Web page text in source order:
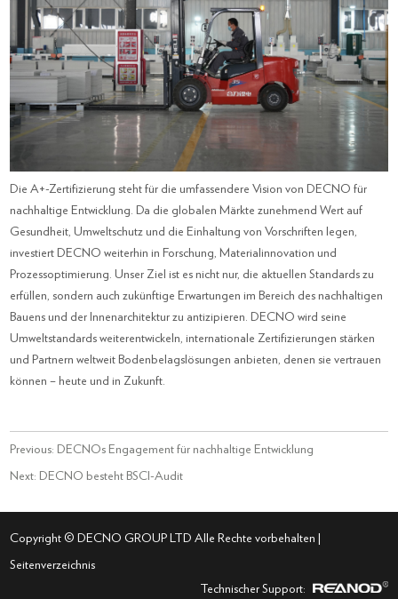
Die A+-Zertifizierung steht für die umfassendere Vision von DECNO für
nachhaltige Entwicklung. Da die globalen Märkte zunehmend Wert auf
Gesundheit, Umweltschutz und die Einhaltung von Vorschriften legen,
investiert DECNO weiterhin in Forschung, Materialinnovation und
Prozessoptimierung. Unser Ziel ist es nicht nur, die aktuellen Standards zu
erfüllen, sondern auch zukünftige Erwartungen im Bereich des nachhaltigen
Bauens und der Innenarchitektur zu antizipieren. DECNO wird seine
Umweltstandards weiterentwickeln, internationale Zertifizierungen stärken
und Partnern weltweit Bodenbelagslösungen anbieten, denen sie vertrauen
können – heute und in Zukunft.
Previous: DECNOs Engagement für nachhaltige Entwicklung
Next: DECNO besteht BSCI-Audit
Copyright © DECNO GROUP LTD Alle Rechte vorbehalten |
Seitenverzeichnis
Technischer Support: